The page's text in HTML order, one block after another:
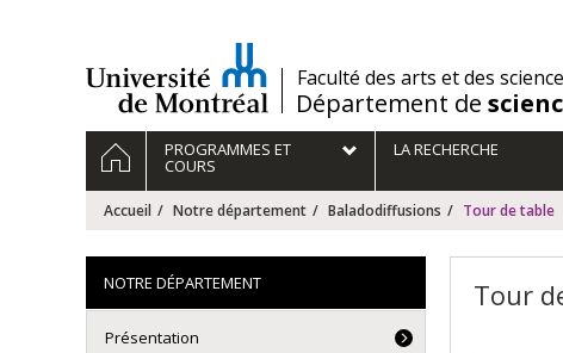
/Faculté des arts et des
Département de
Navigation
principale
ACCUEILPROGRAMMES ET
COURS
LA RECHERCHE
Accueil Notre département Baladodiffusions Tour de table
Tour
NOTRE DÉPARTEMENT
Présentation